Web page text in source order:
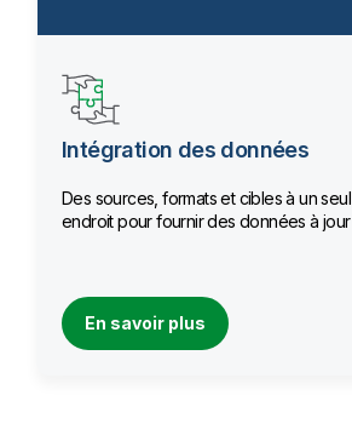
Intégration des données
Des sources, formats et cibles à un seul
endroit pour fournir des données à
En savoir plus